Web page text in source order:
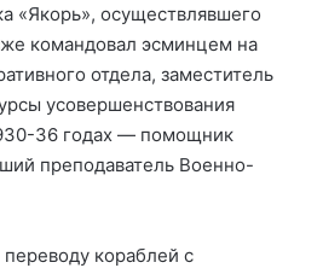
«Якорь», осуществлявшего
командовал эсминцем на
отдела, заместитель
усовершенствования
36 годах — помощник
преподаватель Военно-
кораблей с